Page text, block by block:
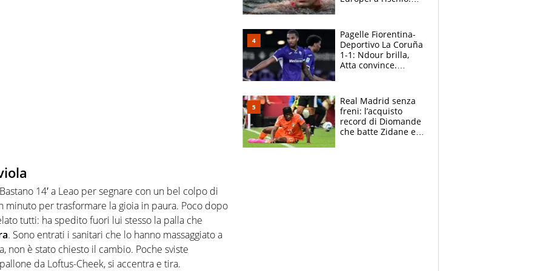
14′ a Leao per segnare con un bel colpo di
minuto per trasformare la gioia in paura. Poco dopo
tutti: ha spedito fuori lui stesso la palla che
. Sono entrati i sanitari che lo hanno massaggiato a
non è stato chiesto il cambio. Poche sviste
da Loftus-Cheek, si accentra e tira.
adesso
Pagelle Fiorentina-
Deportivo La Coruña
1-1: Ndour brilla,
Atta convince.
Real Madrid senza
freni: l’acquisto
record di Diomande
che batte Zidane e